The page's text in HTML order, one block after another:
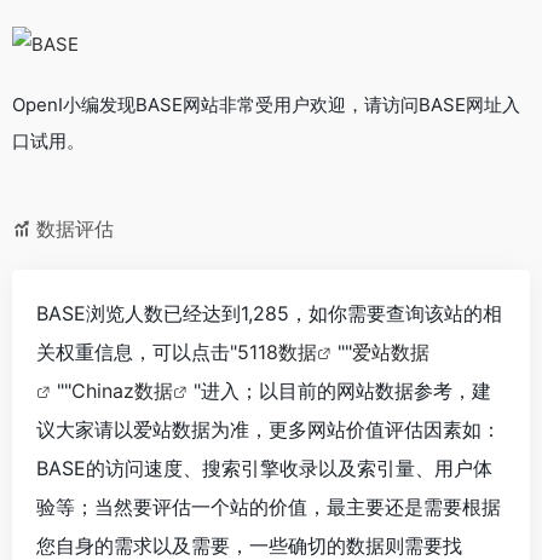
OpenI小编发现BASE网站非常受用户欢迎，请访问BASE网址入
口试用。
数据评估
BASE浏览人数已经达到1,285，如你需要查询该站的相
关权重信息，可以点击"5118数据 ""爱站数据
""Chinaz数据
"进入；以目前的网站数据参考，建
议大家请以爱站数据为准，更多网站价值评估因素如：
BASE的访问速度、搜索引擎收录以及索引量、用户体
验等；当然要评估一个站的价值，最主要还是需要根据
您自身的需求以及需要，一些确切的数据则需要找